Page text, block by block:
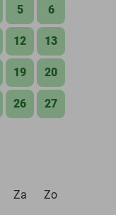
5 6
12 13
19 20
26 27
Za Zo